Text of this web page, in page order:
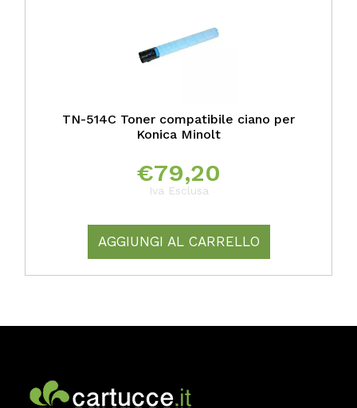
TN-514C Toner compatibile ciano per
Konica Minolt
€79,20
Iva Esclusa
AGGIUNGI AL CARRELLO